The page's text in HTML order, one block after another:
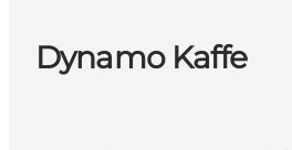
Dynamo Kaffe